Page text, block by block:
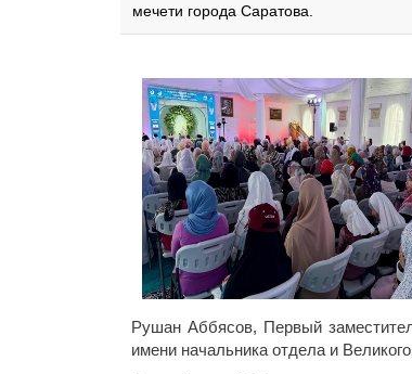
мечети города Саратова.
Рушан Аббясов, Первый
имени начальника отдела и